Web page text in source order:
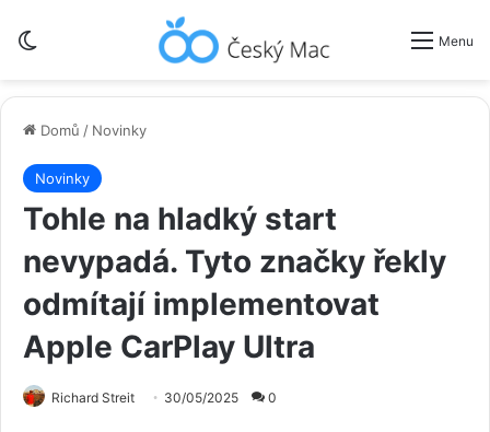
Menu
Domů / Novinky
Novinky
Tohle na hladký start
nevypadá. Tyto značky řekly
odmítají implementovat
Apple CarPlay Ultra
Richard Streit 30/05/2025 0